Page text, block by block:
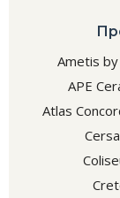
Ametis
APE
Atlas